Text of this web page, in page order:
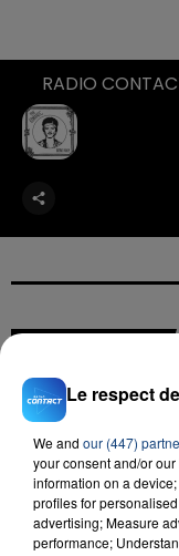
FIL D'ACTU
Le respect
We and our (447)
your consent and/or
information on a
profiles for
advertising; Measure
performance;